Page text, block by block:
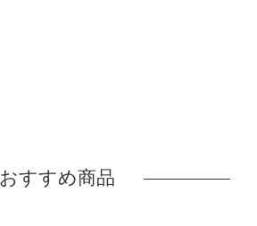
おすすめ商品